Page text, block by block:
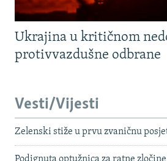
Ukrajina u kritičnom
protivvazdušne odbrane
Vesti/Vijesti
Zelenski stiže u prvu zvaničnu